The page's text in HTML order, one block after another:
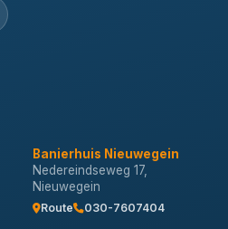
Banierhuis Nieuwegein
Nedereindseweg 17,
Nieuwegein
Route 030-7607404